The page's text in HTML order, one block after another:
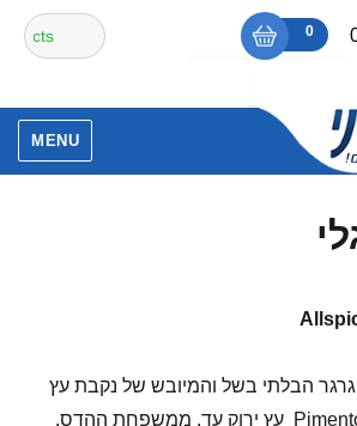
₪0
0
בסל הקניות.
חיפוש
עבור:
MENU
הבלתי בשל והמיובש של נקבת עץ
הפיימנטו Pimento dioica עץ ירוק עד, ממשפחת ההדס.